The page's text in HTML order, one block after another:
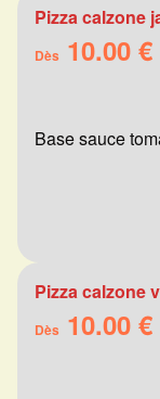
Pizza calzone
Dès 10.00 €
Base sauce
Pizza calzone
Dès 10.00 €